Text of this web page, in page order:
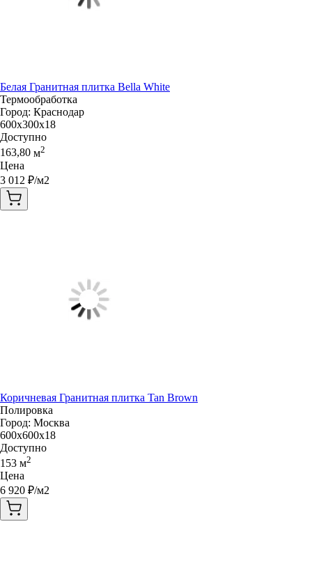
Белая Гранитная плитка Bella White
Термообработка
Город: Краснодар
600x300x18
Доступно
163,80 м2
Цена
3 012 ₽/м2
Коричневая Гранитная плитка Tan Brown
Полировка
Город: Москва
600x600x18
Доступно
153 м2
Цена
6 920 ₽/м2